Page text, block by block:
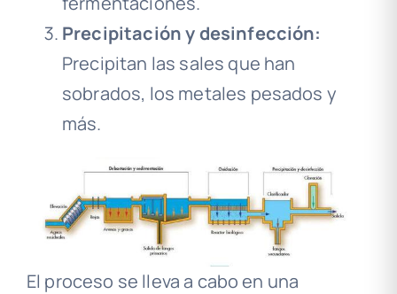
Precipitación y desinfección:
Precipitan las sales que han
sobrados, los metales pesados y
más.
El proceso se lleva a cabo en una